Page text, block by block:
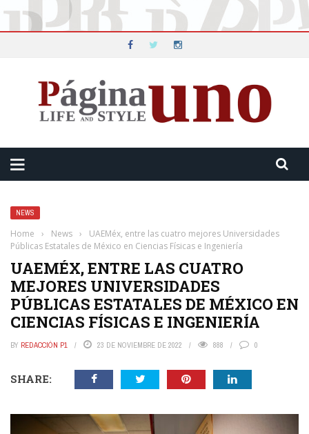
NEWS
Home › News ›
UAEMéx, entre las cuatro mejores Universidades
Públicas Estatales de México en Ciencias Físicas e Ingeniería
UAEMÉX, ENTRE LAS CUATRO
MEJORES UNIVERSIDADES
PÚBLICAS ESTATALES DE MÉXICO EN
CIENCIAS FÍSICAS E INGENIERÍA
BY REDACCIÓN P1 23 DE NOVIEMBRE DE 2022 888 0
SHARE: